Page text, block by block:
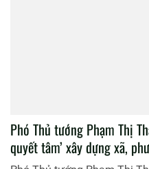
Phó Thủ tướng Phạm Thị
quyết tâm’ xây dựng xã,